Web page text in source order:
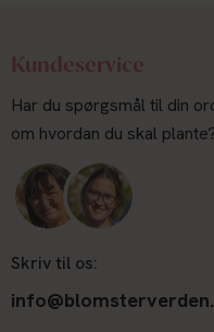
Kundeservice
Har du spørgsmål til din
om hvordan du skal
Skriv til os: